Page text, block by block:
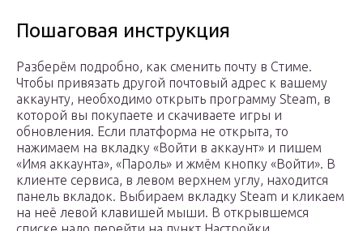
Пошаговая инструкция
Разберём подробно, как сменить почту в Стиме.
Чтобы привязать другой почтовый адрес к вашему
аккаунту, необходимо открыть программу Steam, в
которой вы покупаете и скачиваете игры и
обновления. Если платформа не открыта, то
нажимаем на вкладку «Войти в аккаунт» и пишем
«Имя аккаунта», «Пароль» и жмём кнопку «Войти». В
клиенте сервиса, в левом верхнем углу, находится
панель вкладок. Выбираем вкладку Steam и кликаем
на неё левой клавишей мыши. В открывшемся